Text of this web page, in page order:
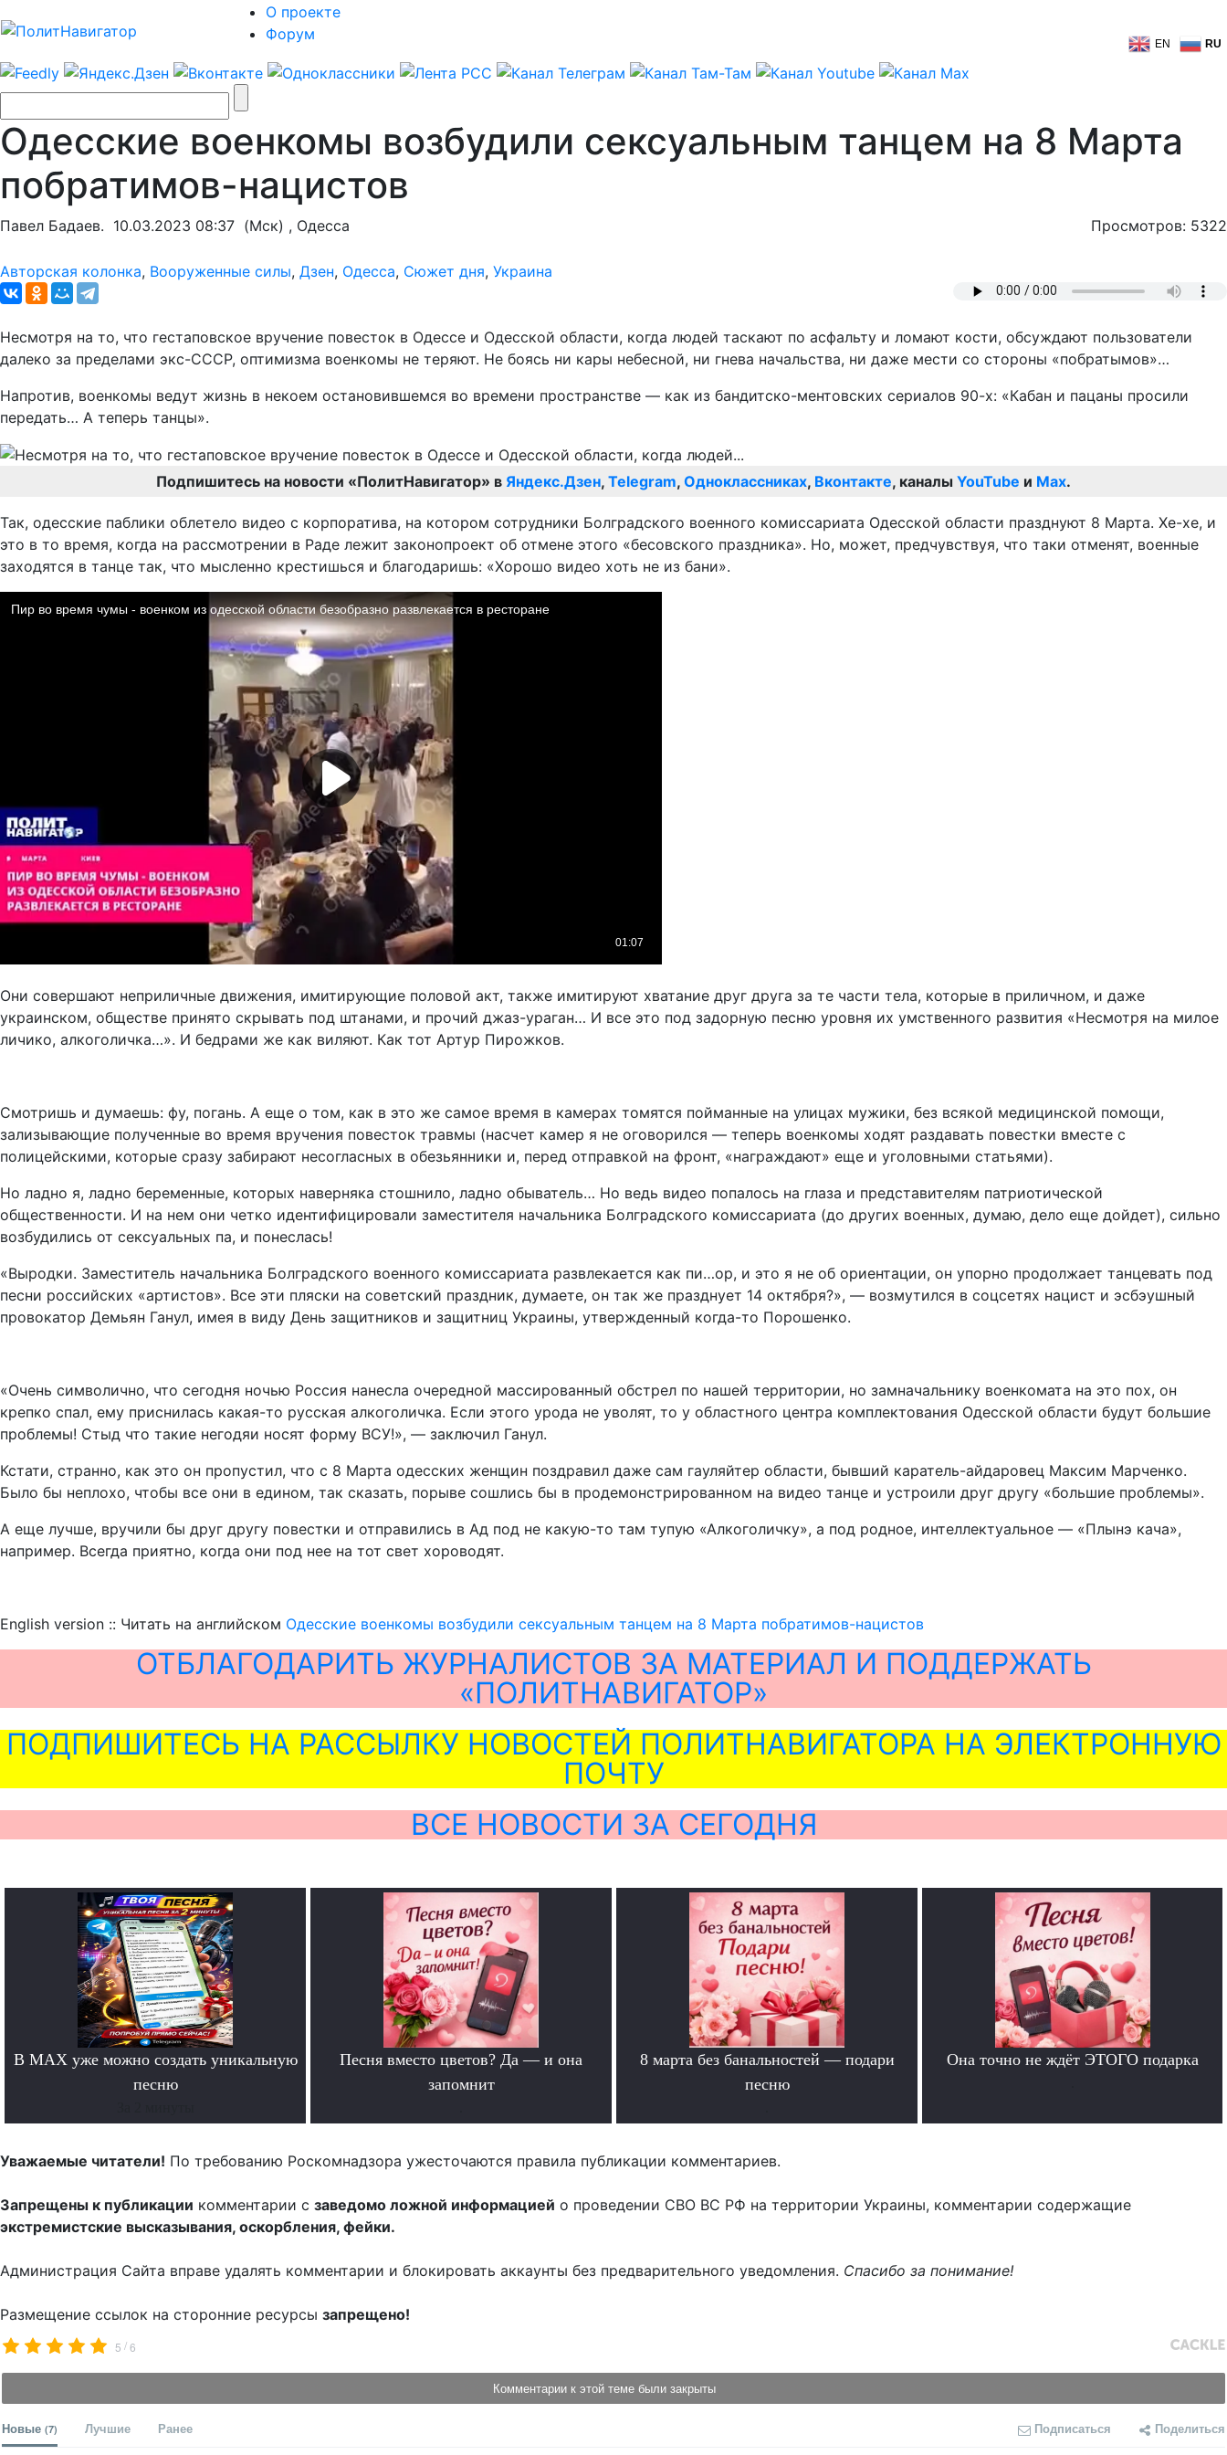
О проекте
Форум
EN RU
Одесские военкомы возбудили сексуальным танцем на 8 Марта
побратимов-нацистов
Павел Бадаев. 10.03.2023 08:37 (Мск) , Одесса Просмотров: 5322
Авторская колонка, Вооруженные силы, Дзен, Одесса, Сюжет дня, Украина
Несмотря на то, что гестаповское вручение повесток в Одессе и Одесской области, когда людей таскают по асфальту и ломают кости, обсуждают пользователи
далеко за пределами экс-СССР, оптимизма военкомы не теряют. Не боясь ни кары небесной, ни гнева начальства, ни даже мести со стороны «побратымов»…
Напротив, военкомы ведут жизнь в некоем остановившемся во времени пространстве — как из бандитско-ментовских сериалов 90-х: «Кабан и пацаны просили
передать… А теперь танцы».
Подпишитесь на новости «ПолитНавигатор» в Яндекс.Дзен, Telegram, Одноклассниках, Вконтакте, каналы YouTube и Max.
Так, одесские паблики облетело видео с корпоратива, на котором сотрудники Болградского военного комиссариата Одесской области празднуют 8 Марта. Хе-хе, и
это в то время, когда на рассмотрении в Раде лежит законопроект об отмене этого «бесовского праздника». Но, может, предчувствуя, что таки отменят, военные
заходятся в танце так, что мысленно крестишься и благодаришь: «Хорошо видео хоть не из бани».
Они совершают неприличные движения, имитирующие половой акт, также имитируют хватание друг друга за те части тела, которые в приличном, и даже
украинском, обществе принято скрывать под штанами, и прочий джаз-ураган… И все это под задорную песню уровня их умственного развития «Несмотря на милое
личико, алкоголичка…». И бедрами же как виляют. Как тот Артур Пирожков.
Смотришь и думаешь: фу, погань. А еще о том, как в это же самое время в камерах томятся пойманные на улицах мужики, без всякой медицинской помощи,
зализывающие полученные во время вручения повесток травмы (насчет камер я не оговорился — теперь военкомы ходят раздавать повестки вместе с
полицейскими, которые сразу забирают несогласных в обезьянники и, перед отправкой на фронт, «награждают» еще и уголовными статьями).
Но ладно я, ладно беременные, которых наверняка стошнило, ладно обыватель… Но ведь видео попалось на глаза и представителям патриотической
общественности. И на нем они четко идентифицировали заместителя начальника Болградского комиссариата (до других военных, думаю, дело еще дойдет), сильно
возбудились от сексуальных па, и понеслась!
«Выродки. Заместитель начальника Болградского военного комиссариата развлекается как пи…ор, и это я не об ориентации, он упорно продолжает танцевать под
песни российских «артистов». Все эти пляски на советский праздник, думаете, он так же празднует 14 октября?», — возмутился в соцсетях нацист и эсбэушный
провокатор Демьян Ганул, имея в виду День защитников и защитниц Украины, утвержденный когда-то Порошенко.
«Очень символично, что сегодня ночью Россия нанесла очередной массированный обстрел по нашей территории, но замначальнику военкомата на это пох, он
крепко спал, ему приснилась какая-то русская алкоголичка. Если этого урода не уволят, то у областного центра комплектования Одесской области будут большие
проблемы! Стыд что такие негодяи носят форму ВСУ!», — заключил Ганул.
Кстати, странно, как это он пропустил, что с 8 Марта одесских женщин поздравил даже сам гауляйтер области, бывший каратель-айдаровец Максим Марченко.
Было бы неплохо, чтобы все они в едином, так сказать, порыве сошлись бы в продемонстрированном на видео танце и устроили друг другу «большие проблемы».
А еще лучше, вручили бы друг другу повестки и отправились в Ад под не какую-то там тупую «Алкоголичку», а под родное, интеллектуальное — «Плынэ кача»,
например. Всегда приятно, когда они под нее на тот свет хороводят.
English version :: Читать на английском Одесские военкомы возбудили сексуальным танцем на 8 Марта побратимов-нацистов
ОТБЛАГОДАРИТЬ ЖУРНАЛИСТОВ ЗА МАТЕРИАЛ И ПОДДЕРЖАТЬ
«ПОЛИТНАВИГАТОР»
ПОДПИШИТЕСЬ НА РАССЫЛКУ НОВОСТЕЙ ПОЛИТНАВИГАТОРА НА ЭЛЕКТРОННУЮ
ПОЧТУ
ВСЕ НОВОСТИ ЗА СЕГОДНЯ
В MAX уже можно создать уникальную
песню
Песня вместо цветов? Да — и она
запомнит
8 марта без банальностей — подари
песню
Она точно не ждёт ЭТОГО подарка
Уважаемые читатели! По требованию Роскомнадзора ужесточаются правила публикации комментариев.
Запрещены к публикации комментарии с заведомо ложной информацией о проведении СВО ВС РФ на территории Украины, комментарии содержащие
экстремистские высказывания, оскорбления, фейки.
Администрация Сайта вправе удалять комментарии и блокировать аккаунты без предварительного уведомления. Спасибо за понимание!
Размещение ссылок на сторонние ресурсы запрещено!
5 /6
Комментарии к этой теме были закрыты
Новые (7) Лучшие Ранее Подписаться Поделиться